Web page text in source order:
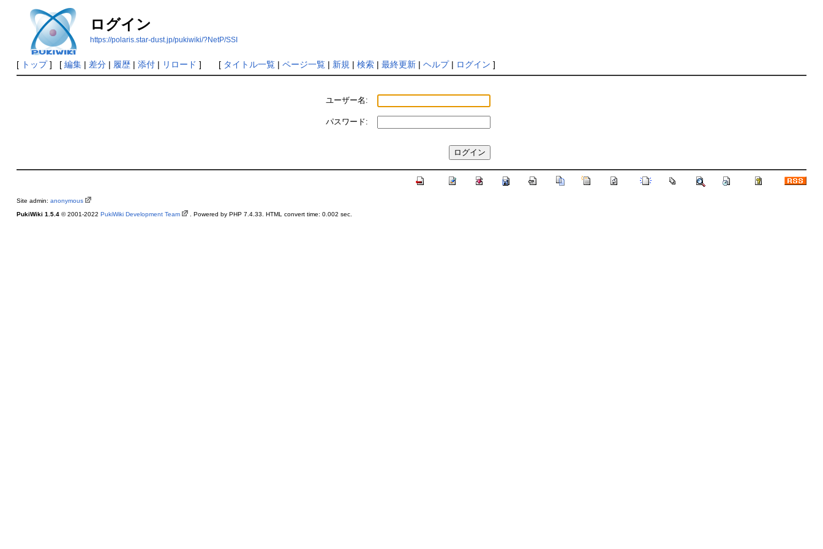
ログイン
https://polaris.star-dust.jp/pukiwiki/?NetP/SSI
[ トップ] [ 編集| 差分| 履歴| 添付| リロード ] [ タイトル一覧| ページ一覧| 新規 | 検索| 最終更新| ヘルプ| ログイン ]
ユーザー名:
パスワード:
Site admin: anonymous
PukiWiki 1.5.4© 2001-2022 PukiWiki Development Team . Powered by PHP 7.4.33. HTML convert time: 0.002 sec.